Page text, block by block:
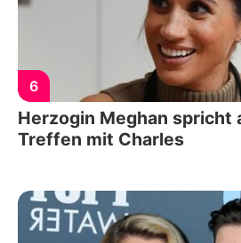
6
Herzogin Meghan spricht
Treffen mit Charles